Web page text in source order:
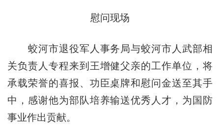
慰问现场
蛟河市退役军人事务局与蛟河市人武部相
关负责人专程来到王增健父亲的工作单位，将
承载荣誉的喜报、功臣桌牌和慰问金送至其手
中，感谢他为部队培养输送优秀人才，为国防
事业作出贡献。